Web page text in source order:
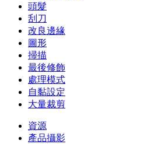
頭髮
刮刀
改良邊緣
圖形
掃描
最後修飾
處理模式
自黏設定
大量裁剪
資源
產品攝影